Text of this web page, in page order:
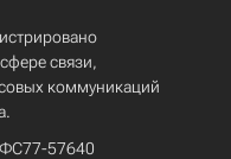
связи,
коммуникаций
ФС77-57640